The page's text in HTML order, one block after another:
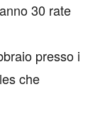
30 rate
presso i
che